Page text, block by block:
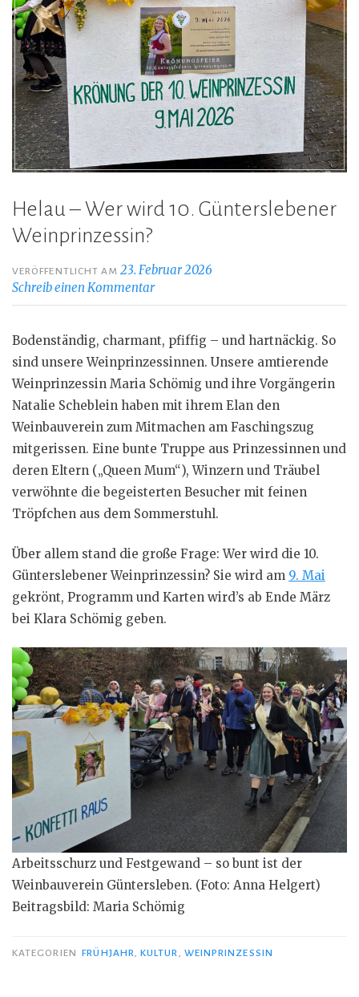
Helau – Wer wird 10. Günterslebener
Weinprinzessin?
VERÖFFENTLICHT AM23. Februar 2026
Schreib einen Kommentar
Bodenständig, charmant, pfiffig – und hartnäckig. So
sind unsere Weinprinzessinnen. Unsere amtierende
Weinprinzessin Maria Schömig und ihre Vorgängerin
Natalie Scheblein haben mit ihrem Elan den
Weinbauverein zum Mitmachen am Faschingszug
mitgerissen. Eine bunte Truppe aus Prinzessinnen und
deren Eltern („Queen Mum“), Winzern und Träubel
verwöhnte die begeisterten Besucher mit feinen
Tröpfchen aus dem Sommerstuhl.
Über allem stand die große Frage: Wer wird die 10.
Günterslebener Weinprinzessin? Sie wird am 9. Mai
gekrönt, Programm und Karten wird’s ab Ende März
bei Klara Schömig geben.
Arbeitsschurz und Festgewand – so bunt ist der
Weinbauverein Güntersleben. (Foto: Anna Helgert)
Beitragsbild: Maria Schömig
KATEGORIEN FRÜHJAHR ,KULTUR WEINPRINZESSIN